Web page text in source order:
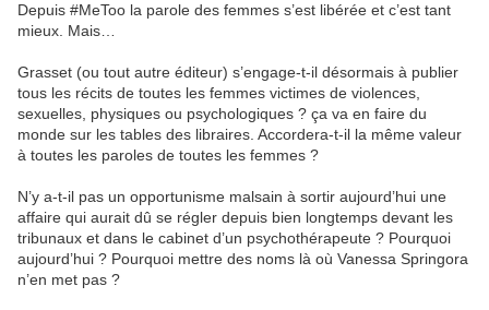
Depuis #MeToo la parole des femmes s’est libérée et c’est tant
mieux. Mais…
Grasset (ou tout autre éditeur) s’engage-t-il désormais à publier
tous les récits de toutes les femmes victimes de violences,
sexuelles, physiques ou psychologiques ? ça va en faire du
monde sur les tables des libraires. Accordera-t-il la même valeur
à toutes les paroles de toutes les femmes ?
N’y a-t-il pas un opportunisme malsain à sortir aujourd’hui une
affaire qui aurait dû se régler depuis bien longtemps devant les
tribunaux et dans le cabinet d’un psychothérapeute ? Pourquoi
aujourd’hui ? Pourquoi mettre des noms là où Vanessa Springora
n’en met pas ?